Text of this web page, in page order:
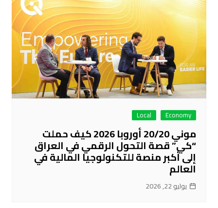
Economy
Local
موني 20/20 أوروبا 2026 كيف حملت
“كي” قصة التحول الرقمي في العراق
إلى أكبر منصة للتكنولوجيا المالية في
العالم
يوليو 22, 2026